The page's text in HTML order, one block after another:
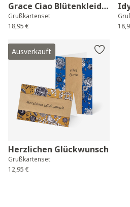
Grace Ciao Blütenkleider
Grußkartenset
18,95 €
Ausverkauft
Herzlichen Glückwunsch
Grußkartenset
12,95 €